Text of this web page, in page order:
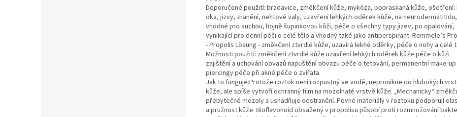
Doporučené použití: bradavice, změkčení kůže, mykóza, popraskaná kůže, ošetření:
oka, jizvy, zranění, nehtové valy, uzavření lehkých oděrek kůže, na neurodermatitidu,
vhodné pro suchou, hojně šupinkovou kůži, péče o všechny typy jizev, po opalování,
vynikající pro denní péči o celé tělo a vhodný také jako antiperspirant. Remmele’s
- Propolis Lösung - změkčení ztvrdlé kůže, uzavírá lekhé oděrky, péče o nohy a celé
Možnosti použití: změkčení ztvrdlé kůže uzavření lehkých oděrek kůže péče o kůži
zajištění a uchování obvazů napuštění obvazu péče o tetování, permanentní make-up
piercingy péče při akné péče o zvířata.
Jak to funguje:Protože roztok není rozpustný ve vodě, nepronikne do hlubokých
kůže, ale spíše vytvoří ochranný film na mozolnaté vrstvě kůže. „Mechanicky“
přebytečné mozoly a usnadňuje odstranění. Pevné materiály v roztoku podporují
a pružnost kůže. Bioflavonoid obsažený v propolisu působí proti rozmnožování